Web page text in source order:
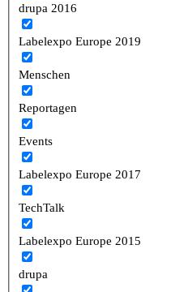
drupa 2016
Labelexpo Europe 2019
Menschen
Reportagen
Events
Labelexpo Europe 2017
TechTalk
Labelexpo Europe 2015
drupa